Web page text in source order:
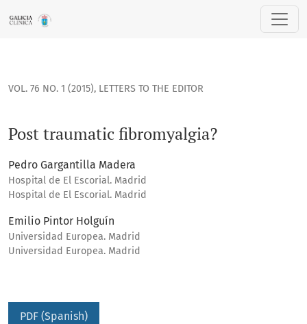
VOL. 76 NO. 1 (2015), LETTERS TO THE EDITOR
Post traumatic fibromyalgia?
Pedro Gargantilla Madera
Hospital de El Escorial. Madrid
Hospital de El Escorial. Madrid
Emilio Pintor Holguín
Universidad Europea. Madrid
Universidad Europea. Madrid
PDF (Spanish)